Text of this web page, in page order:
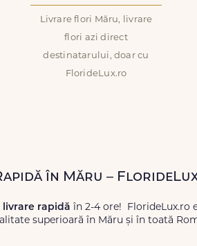
Livrare flori Măru, livrare
flori azi direct
destinatarului, doar cu
FlorideLux.ro
în Măru –
livrare rapidă în 2-4 ore! FlorideLux.ro
superioară în Măru și în toată